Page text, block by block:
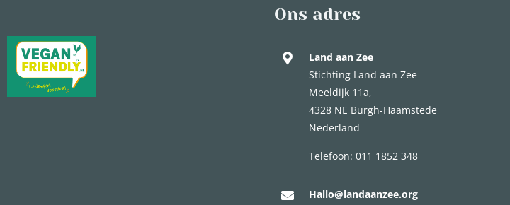
Ons adres
Land aan Zee
Stichting Land aan Zee
Meeldijk 11a,
4328 NE Burgh-Haamstede
Nederland
Telefoon: 011 1852 348
Hallo@landaanzee.org